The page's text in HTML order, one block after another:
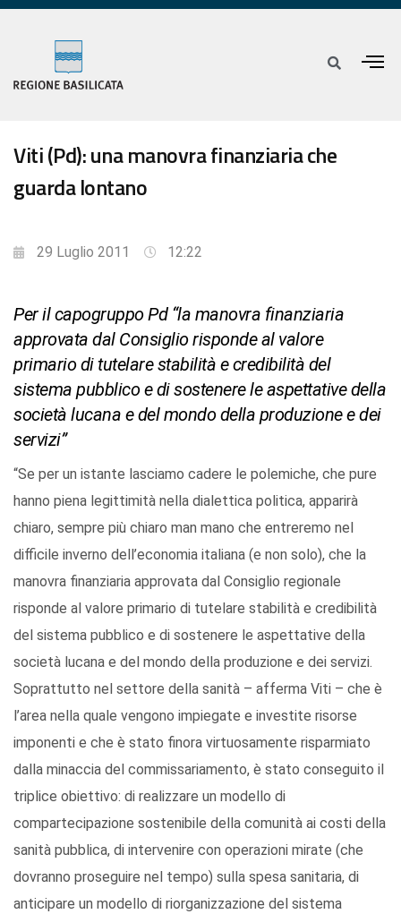
Viti (Pd): una manovra finanziaria che
guarda lontano
29 Luglio 2011 12:22
Per il capogruppo Pd “la manovra finanziaria
approvata dal Consiglio risponde al valore
primario di tutelare stabilità e credibilità del
sistema pubblico e di sostenere le aspettative della
società lucana e del mondo della produzione e dei
servizi”
“Se per un istante lasciamo cadere le polemiche, che pure
hanno piena legittimità nella dialettica politica, apparirà
chiaro, sempre più chiaro man mano che entreremo nel
difficile inverno dell’economia italiana (e non solo), che la
manovra finanziaria approvata dal Consiglio regionale
risponde al valore primario di tutelare stabilità e credibilità
del sistema pubblico e di sostenere le aspettative della
società lucana e del mondo della produzione e dei servizi.
Soprattutto nel settore della sanità – afferma Viti – che è
l’area nella quale vengono impiegate e investite risorse
imponenti e che è stato finora virtuosamente risparmiato
dalla minaccia del commissariamento, è stato conseguito il
triplice obiettivo: di realizzare un modello di
compartecipazione sostenibile della comunità ai costi della
sanità pubblica, di intervenire con operazioni mirate (che
dovranno proseguire nel tempo) sulla spesa sanitaria, di
anticipare un modello di riorganizzazione del sistema